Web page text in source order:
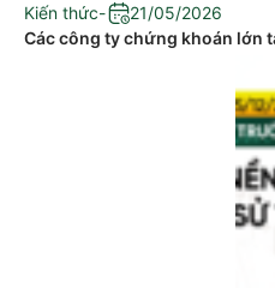
Kiến thức-
21/05/2026
Các công ty chứng khoán lớn